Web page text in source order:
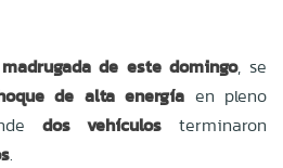
madrugada de este domingo, se
de alta energía en pleno
dos vehículos terminaron
.